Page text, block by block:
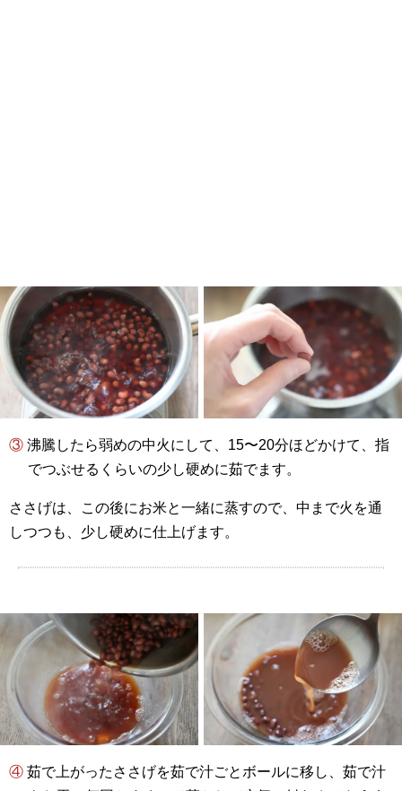
③ 沸騰したら弱めの中火にして、15〜20分ほどかけて、指
でつぶせるくらいの少し硬めに茹でます。
ささげは、この後にお米と一緒に蒸すので、中まで火を通
しつつも、少し硬めに仕上げます。
④ 茹で上がったささげを茹で汁ごとボールに移し、茹で汁